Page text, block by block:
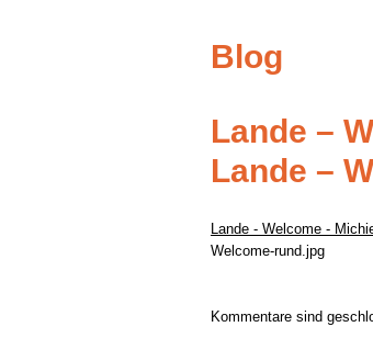
Blog
Lande –
Lande –
Lande - Welcome -
Welcome-rund.jpg
Kommentare sind